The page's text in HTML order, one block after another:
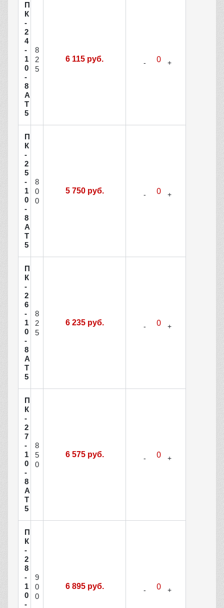
П
К
-
2
4
-
1
0
-
8
А
Т
5
8
2
5
6 115 руб.
П
К
-
2
5
-
1
0
-
8
А
Т
5
8
0
0
5 750 руб.
П
К
-
2
6
-
1
0
-
8
А
Т
5
8
2
5
6 235 руб.
П
К
-
2
7
-
1
0
-
8
А
Т
5
8
5
0
6 575 руб.
П
К
-
2
8
-
1
0
-
9
0
0
6 895 руб.